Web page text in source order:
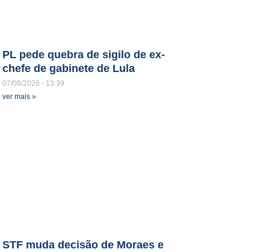
PL pede quebra de sigilo de ex-
chefe de gabinete de Lula
07/08/2026 13:39
ver mais »
STF muda decisão de Moraes e